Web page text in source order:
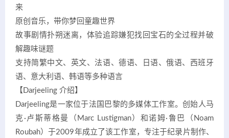
来
原创音乐，带你梦回童趣世界
故事剧情扑朔迷离，体验追踪嫌犯找回宝石的全过程并破
解趣味谜题
支持简繁中文、英文、法语、德语、日语、俄语、西班牙
语、意大利语、韩语等多种语言
【Darjeeling 介绍】
Darjeeling是一家位于法国巴黎的多媒体工作室。创始人马
克·卢斯蒂格曼（Marc Lustigman）和诺姆·鲁巴（Noam
Roubah）于2009年成立了该工作室，专注于纪录片制作、